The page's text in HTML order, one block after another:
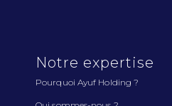
Notre expertise
Pourquoi Ayuf Holding ?